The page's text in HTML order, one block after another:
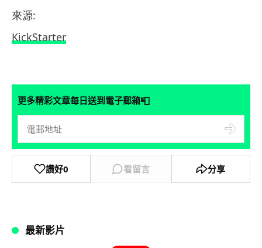
來源:
KickStarter
更多精彩文章每日送到電子郵箱📮
讚好0 看留言 分享
最新影片